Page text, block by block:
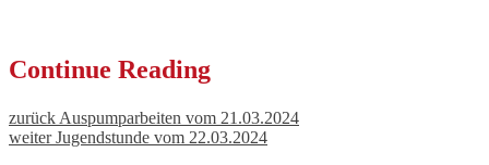
Continue Reading
zurück Auspumparbeiten vom 21.03.2024
weiterJugendstunde vom 22.03.2024